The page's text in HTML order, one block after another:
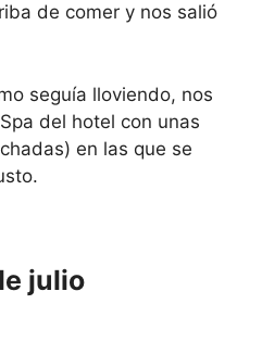
de comer y nos salió
seguía lloviendo, nos
del hotel con unas
en las que se
julio